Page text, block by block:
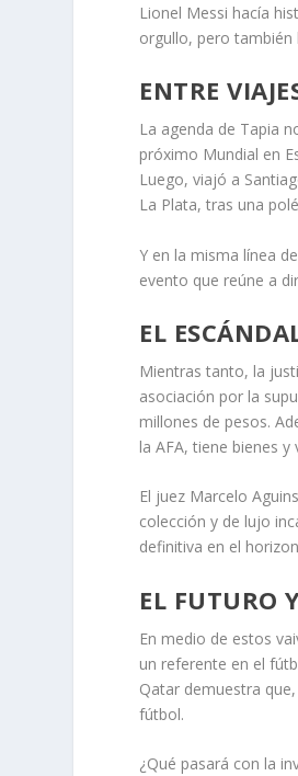
Lionel Messi hacía
orgullo, pero también
ENTRE
La agenda de Tapia
próximo Mundial en
Luego, viajó a
La Plata, tras una
Y en la misma línea
evento que reúne a
EL
Mientras tanto, la
asociación por la
millones de pesos.
la AFA, tiene bienes
El juez Marcelo
colección y de lujo
definitiva en el
EL FUTURO
En medio de estos
un referente en el
Qatar demuestra
fútbol.
¿Qué pasará con la